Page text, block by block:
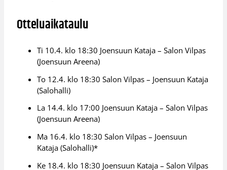
Otteluaikataulu
Ti 10.4. klo 18:30 Joensuun Kataja – Salon Vilpas
(Joensuun Areena)
To 12.4. klo 18:30 Salon Vilpas – Joensuun Kataja
(Salohalli)
La 14.4. klo 17:00 Joensuun Kataja – Salon Vilpas
(Joensuun Areena)
Ma 16.4. klo 18:30 Salon Vilpas – Joensuun
Kataja (Salohalli)*
Ke 18.4. klo 18:30 Joensuun Kataja – Salon Vilpas